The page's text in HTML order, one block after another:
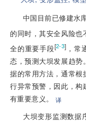
中国目前已修建水
的同时，其安全风险也
全的重要手段[2-3] ，常
态，预测大坝发展趋势
据的常用方法，通常
行异常预警，因此，
有重要意义。 译
大坝变形监测数据